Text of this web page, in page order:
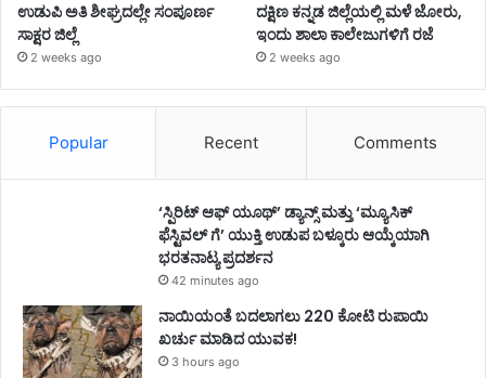
ಉಡುಪಿ ಅತಿ ಶೀಘ್ರದಲ್ಲೇ ಸಂಪೂರ್ಣ
ಸಾಕ್ಷರ ಜಿಲ್ಲೆ
2 weeks ago
ದಕ್ಷಿಣ ಕನ್ನಡ ಜಿಲ್ಲೆಯಲ್ಲಿ ಮಳೆ ಜೋರು,
ಇಂದು ಶಾಲಾ ಕಾಲೇಜುಗಳಿಗೆ ರಜೆ
2 weeks ago
Popular Recent Comments
‘ಸ್ಪಿರಿಟ್ ಆಫ್ ಯೂಥ್’ ಡ್ಯಾನ್ಸ್ ಮತ್ತು ‘ಮ್ಯೂಸಿಕ್
ಫೆಸ್ಟಿವಲ್ ಗೆ’ ಯುಕ್ತಿ ಉಡುಪ ಬಳ್ಕೂರು ಆಯ್ಕೆಯಾಗಿ
ಭರತನಾಟ್ಯ ಪ್ರದರ್ಶನ
42 minutes ago
ನಾಯಿಯಂತೆ ಬದಲಾಗಲು 220 ಕೋಟಿ ರುಪಾಯಿ
ಖರ್ಚು ಮಾಡಿದ ಯುವಕ!
3 hours ago